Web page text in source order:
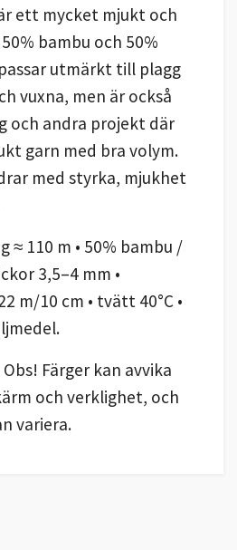
ett mycket mjukt och
bambu och 50%
utmärkt till plagg
vuxna, men är också
och andra projekt där
garn med bra volym.
med styrka, mjukhet
≈ 110 m • 50% bambu /
3,5–4 mm •
m/10 cm • tvätt 40°C •
Färger kan avvika
och verklighet, och
variera.